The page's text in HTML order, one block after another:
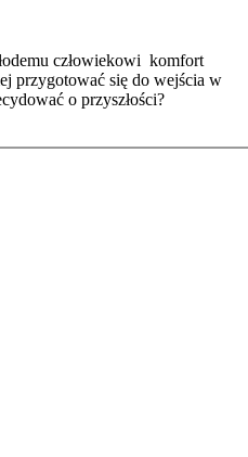
człowiekowi komfort
przygotować się do wejścia w
o przyszłości?